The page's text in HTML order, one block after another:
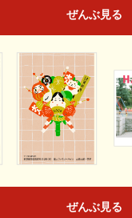
ぜんぶ見る
ぜんぶ見る